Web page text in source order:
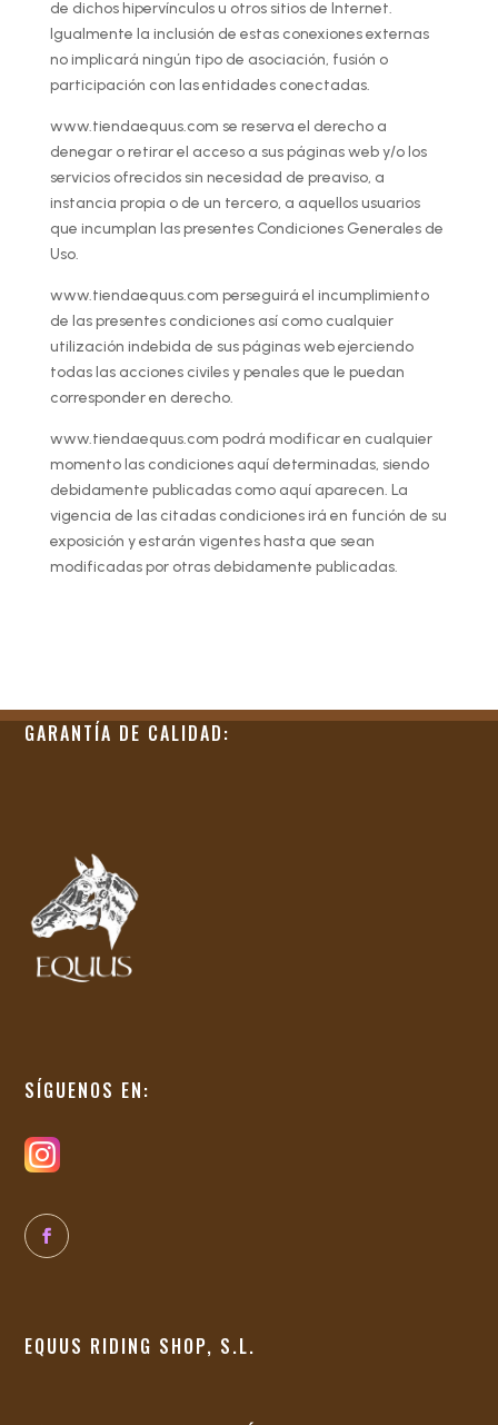
de dichos hipervínculos u otros sitios de Internet.
Igualmente la inclusión de estas conexiones externas
no implicará ningún tipo de asociación, fusión o
participación con las entidades conectadas.
www.tiendaequus.com se reserva el derecho a
denegar o retirar el acceso a sus páginas web y/o los
servicios ofrecidos sin necesidad de preaviso, a
instancia propia o de un tercero, a aquellos usuarios
que incumplan las presentes Condiciones Generales de
Uso.
www.tiendaequus.com perseguirá el incumplimiento
de las presentes condiciones así como cualquier
utilización indebida de sus páginas web ejerciendo
todas las acciones civiles y penales que le puedan
corresponder en derecho.
www.tiendaequus.com podrá modificar en cualquier
momento las condiciones aquí determinadas, siendo
debidamente publicadas como aquí aparecen. La
vigencia de las citadas condiciones irá en función de su
exposición y estarán vigentes hasta que sean
modificadas por otras debidamente publicadas.
GARANTÍA DE CALIDAD:
SÍGUENOS EN:
EQUUS RIDING SHOP, S.L.